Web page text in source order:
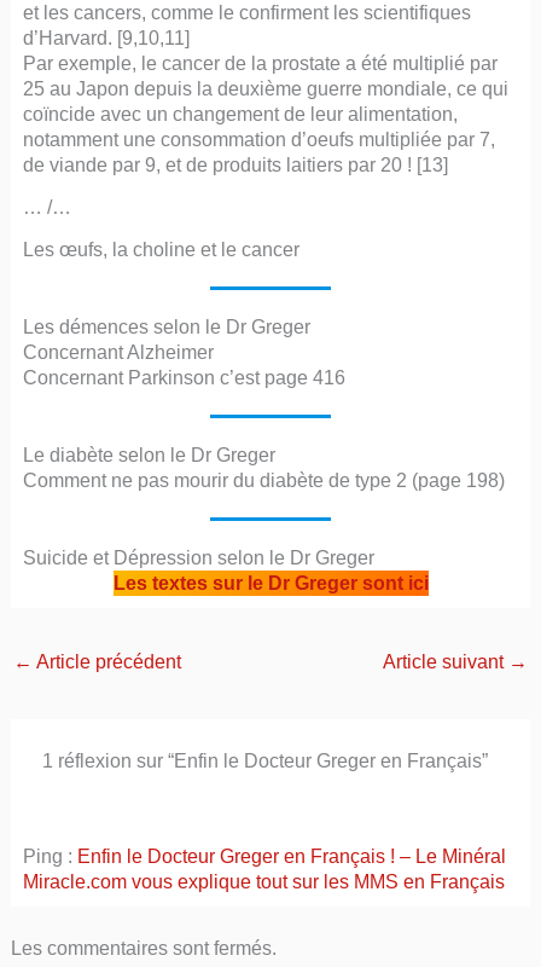
et les cancers, comme le confirment les scientifiques
d’Harvard. [9,10,11]
Par exemple, le cancer de la prostate a été multiplié par
25 au Japon depuis la deuxième guerre mondiale, ce qui
coïncide avec un changement de leur alimentation,
notamment une consommation d’oeufs multipliée par 7,
de viande par 9, et de produits laitiers par 20 ! [13]
… /…
Les œufs, la choline et le cancer
Les démences selon le Dr Greger
Concernant Alzheimer
Concernant Parkinson c’est page 416
Le diabète selon le Dr Greger
Comment ne pas mourir du diabète de type 2 (page 198)
Suicide et Dépression selon le Dr Greger
Les textes sur le Dr Greger sont ici
← Article précédent Article suivant →
1 réflexion sur “Enfin le Docteur Greger en Français”
Ping : Enfin le Docteur Greger en Français ! – Le Minéral
Miracle.com vous explique tout sur les MMS en Français
Les commentaires sont fermés.